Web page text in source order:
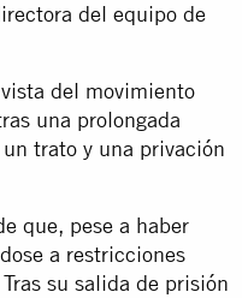
del equipo de
del movimiento
una prolongada
trato y una privación
que, pese a haber
a restricciones
su salida de prisión